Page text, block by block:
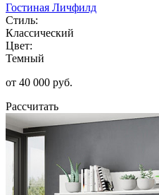
Гостиная Личфилд
Стиль:
Классический
Цвет:
Темный
от 40 000 руб.
Рассчитать